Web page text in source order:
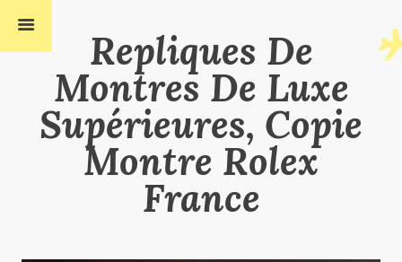
Repliques De
Montres De Luxe
Supérieures, Copie
Montre Rolex
France